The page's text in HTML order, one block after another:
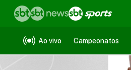
Ao vivo Campeonatos
Vídeos